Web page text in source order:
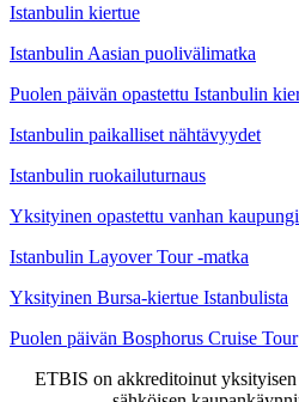
Istanbulin kiertue
Istanbulin Aasian puolivälimatka
Puolen päivän opastettu Istanbulin
Istanbulin paikalliset nähtävyydet
Istanbulin ruokailuturnaus
Yksityinen opastettu vanhan
Istanbulin Layover Tour -matka
Yksityinen Bursa-kiertue Istanbulista
Puolen päivän Bosphorus Cruise Tour
ETBIS on akkreditoinut